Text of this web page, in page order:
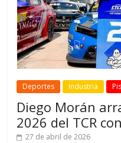
Deportes Industria
Diego Morán
2026 del TCR
27 de abril de 2026